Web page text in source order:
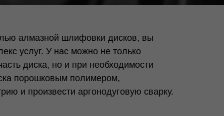
алмазной шлифовки дисков, вы
услуг. У нас можно не только
диска, но и при необходимости
порошковым полимером,
и произвести аргонодуговую сварку.